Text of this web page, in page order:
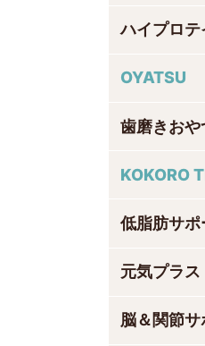
ハイプロテ
OYATSU
歯磨きおや
KOKORO
低脂肪サポ
元気プラス
脳＆関節サ